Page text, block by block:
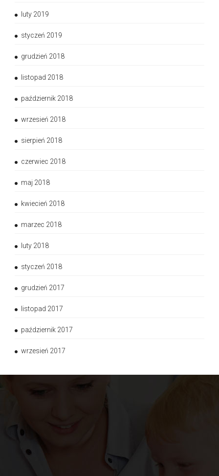
luty 2019
styczeń 2019
grudzień 2018
listopad 2018
październik 2018
wrzesień 2018
sierpień 2018
czerwiec 2018
maj 2018
kwiecień 2018
marzec 2018
luty 2018
styczeń 2018
grudzień 2017
listopad 2017
październik 2017
wrzesień 2017